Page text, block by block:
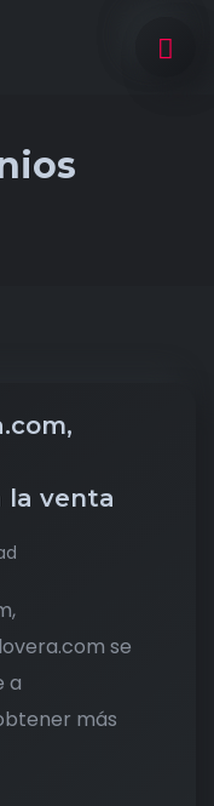
la venta
se
a
más